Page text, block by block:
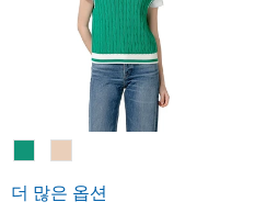
더 많은 옵션